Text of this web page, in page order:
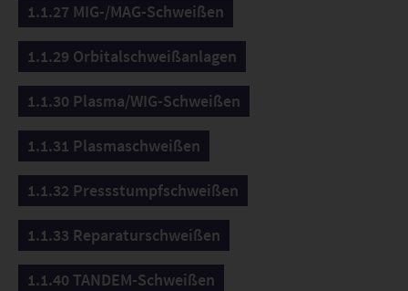
1.1.27 MIG-/MAG-Schweißen
1.1.29 Orbitalschweißanlagen
1.1.30 Plasma/WIG-Schweißen
1.1.31 Plasmaschweißen
1.1.32 Pressstumpfschweißen
1.1.33 Reparaturschweißen
1.1.40 TANDEM-Schweißen